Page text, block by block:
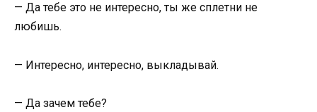
— Да тебе это не интересно, ты же сплетни не
любишь.
— Интересно, интересно, выкладывай.
— Да зачем тебе?